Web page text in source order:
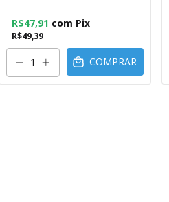
R$49,39
R$47,91 com Pix
COMPRAR